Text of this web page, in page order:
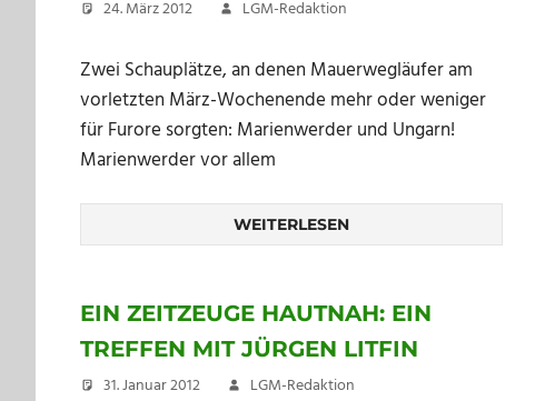
24. März 2012 LGM-Redaktion
Zwei Schauplätze, an denen Mauerwegläufer am
vorletzten März-Wochenende mehr oder weniger
für Furore sorgten: Marienwerder und Ungarn!
Marienwerder vor allem
WEITERLESEN
EIN ZEITZEUGE HAUTNAH: EIN
TREFFEN MIT JÜRGEN LITFIN
31. Januar 2012 LGM-Redaktion